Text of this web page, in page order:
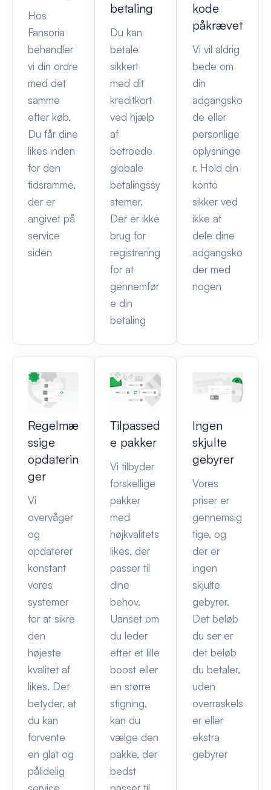
Hos
Fansoria
behandler
vi din ordre
med det
samme
efter køb.
Du får dine
likes inden
for den
tidsramme,
der er
angivet på
service
siden
betaling
Du kan
betale
sikkert
med dit
kreditkort
ved hjælp
af
betroede
globale
betalingssy
stemer.
Der er ikke
brug for
registrering
for at
gennemfør
e din
betaling
kode
påkrævet
Vi vil aldrig
bede om
din
adgangsko
de eller
personlige
oplysninge
r. Hold din
konto
sikker ved
ikke at
dele dine
adgangsko
der med
nogen
Regelmæ
ssige
opdaterin
ger
Vi
overvåger
og
opdaterer
konstant
vores
systemer
for at sikre
den
højeste
kvalitet af
likes. Det
betyder, at
du kan
forvente
en glat og
pålidelig
Tilpassed
e pakker
Vi tilbyder
forskellige
pakker
med
højkvalitets
likes, der
passer til
dine
behov.
Uanset om
du leder
efter et lille
boost eller
en større
stigning,
kan du
vælge den
pakke, der
bedst
Ingen
skjulte
gebyrer
Vores
priser er
gennemsig
tige, og
der er
ingen
skjulte
gebyrer.
Det beløb
du ser er
det beløb
du betaler,
uden
overraskels
er eller
ekstra
gebyrer